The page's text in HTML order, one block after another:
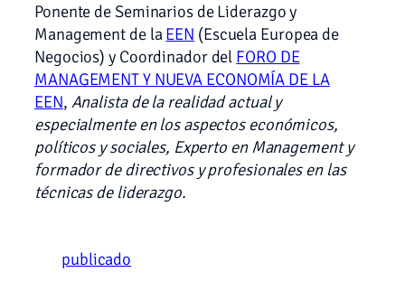
Ponente de Seminarios de Liderazgo y
Management de laEEN (Escuela Europea de
Negocios) y Coordinador del FORO DE
MANAGEMENT Y NUEVA ECONOMÍA DE LA
EEN, Analista de la realidad actual y
especialmente en los aspectos económicos,
políticos y sociales, Experto en Management y
formador de directivos y profesionales en las
técnicas de liderazgo.
publicado